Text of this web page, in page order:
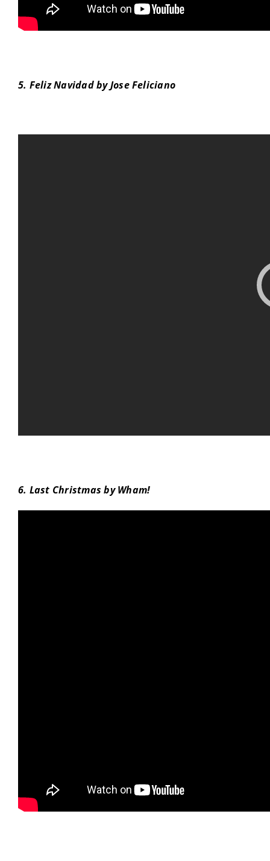
5. Feliz Navidad by Jose Feliciano
6. Last Christmas by Wham!